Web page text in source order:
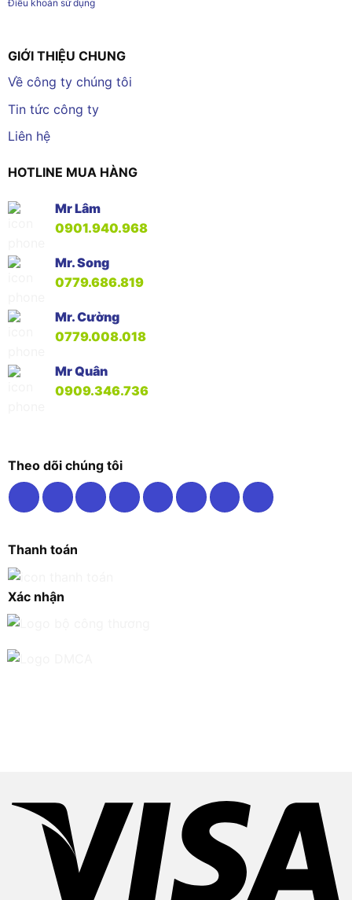
Điều khoản sử dụng
GIỚI THIỆU CHUNG
Về công ty chúng tôi
Tin tức công ty
Liên hệ
HOTLINE MUA HÀNG
Mr Lâm
0901.940.968
Mr. Song
0779.686.819
Mr. Cường
0779.008.018
Mr Quân
0909.346.736
Theo dõi chúng tôi
Thanh toán
Xác nhận